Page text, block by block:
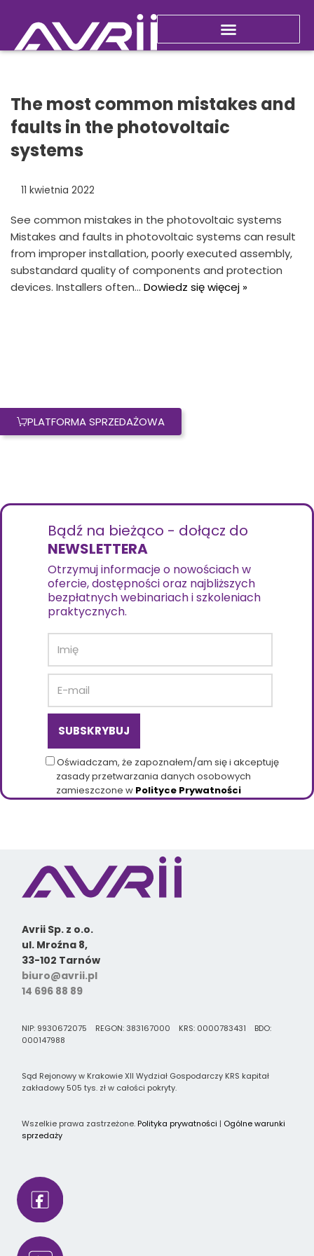
The most common mistakes and
faults in the photovoltaic
systems
11 kwietnia 2022
See common mistakes in the photovoltaic systems
Mistakes and faults in photovoltaic systems can result
from improper installation, poorly executed assembly,
substandard quality of components and protection
devices. Installers often… Dowiedz się więcej »
PLATFORMA SPRZEDAŻOWA
Bądź na bieżąco - dołącz do
NEWSLETTERA
Otrzymuj informacje o nowościach w
ofercie, dostępności oraz najbliższych
bezpłatnych webinariach i szkoleniach
praktycznych.
Oświadczam, że zapoznałem/am się i akceptuję
zasady przetwarzania danych osobowych
zamieszczone w Polityce Prywatności
Avrii Sp. z o.o.
ul. Mroźna 8,
33-102 Tarnów
biuro@avrii.pl
14 696 88 89
NIP: 9930672075 REGON: 383167000 KRS: 0000783431 BDO:
000147988
Sąd Rejonowy w Krakowie XII Wydział Gospodarczy KRS kapitał
zakładowy 505 tys. zł w całości pokryty.
Wszelkie prawa zastrzeżone. Polityka prywatności | Ogólne warunki
sprzedaży